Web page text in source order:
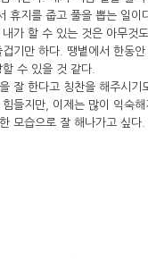
휴지를 줍고 풀을 뽑는 일이
가 할 수 있는 것은 아무것
기만 하다. 땡볕에서 한동
수 있을 것 같다.
잘 한다고 칭찬을 해주시
들지만, 이제는 많이 익숙
모습으로 잘 해나가고 싶다